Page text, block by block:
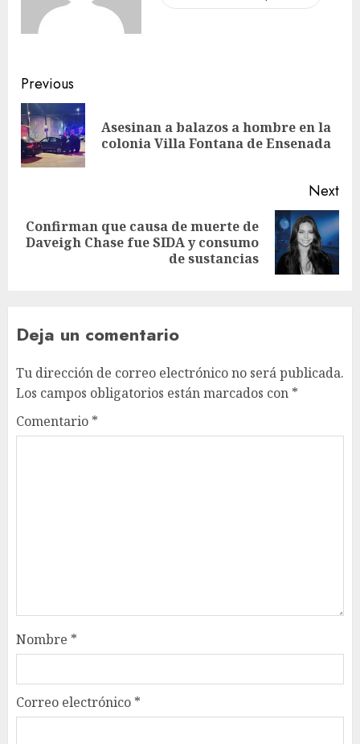
Previous
Asesinan a balazos a hombre en la
colonia Villa Fontana de Ensenada
Next
Confirman que causa de muerte de
Daveigh Chase fue SIDA y consumo
de sustancias
Deja un comentario
Tu dirección de correo electrónico no será publicada.
Los campos obligatorios están marcados con *
Comentario *
Nombre *
Correo electrónico *